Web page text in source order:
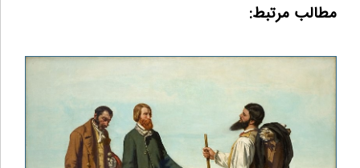
مطالب مرتبط: